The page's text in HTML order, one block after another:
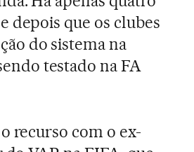
depois que os clubes
do sistema na
testado na FA
recurso com o ex-